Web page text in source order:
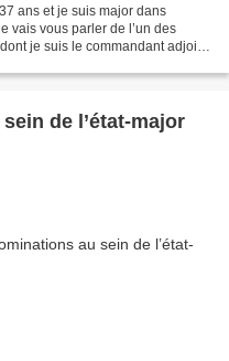
ans et je suis major dans
vais vous parler de l’un des
je suis le commandant adjoint
de l’état-major